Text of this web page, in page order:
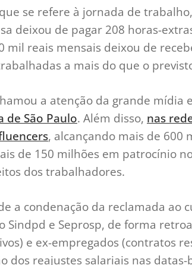
se refere à jornada de
deixou de pagar 208 horas-
mil reais mensais deixou de
a mais do que o
a atenção da grande mídia e
de São Paulo. Além disso, nas
, alcançando mais de 600
de 150 milhões em patrocínio
dos trabalhadores.
a condenação da reclamada ao
Sindpd e Seprosp, de forma
e ex-empregados (contratos
dos reajustes salariais nas